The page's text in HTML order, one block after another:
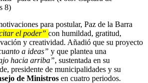
8)
para postular, Paz de la Barra
el poder” con humildad, gratitud,
y creatividad. Añadió que su proyecto
a ideas” y que plantea una
hacia arriba”, sustentada en su
presidente de municipalidades y su
de Ministros en cuatro periodos.